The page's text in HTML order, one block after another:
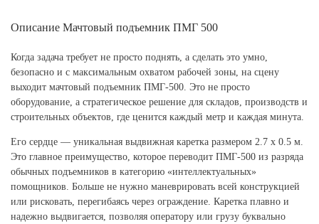
Описание Мачтовый подъемник ПМГ 500
Когда задача требует не просто поднять, а сделать это умно,
безопасно и с максимальным охватом рабочей зоны, на сцену
выходит мачтовый подъемник ПМГ-500. Это не просто
оборудование, а стратегическое решение для складов, производств и
строительных объектов, где ценится каждый метр и каждая минута.
Его сердце — уникальная выдвижная каретка размером 2.7 х 0.5 м.
Это главное преимущество, которое переводит ПМГ-500 из разряда
обычных подъемников в категорию «интеллектуальных»
помощников. Больше не нужно маневрировать всей конструкцией
или рисковать, перегибаясь через ограждение. Каретка плавно и
надежно выдвигается, позволяя оператору или грузу буквально